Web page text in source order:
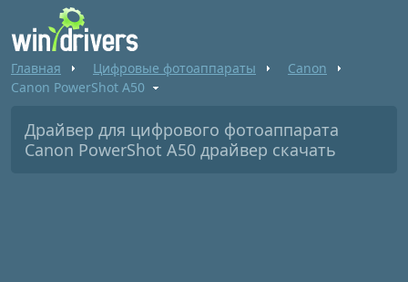
Главная Цифровые фотоаппараты
Canon
Canon PowerShot A50
Драйвер для цифрового фотоаппарата
Canon PowerShot A50 драйвер скачать